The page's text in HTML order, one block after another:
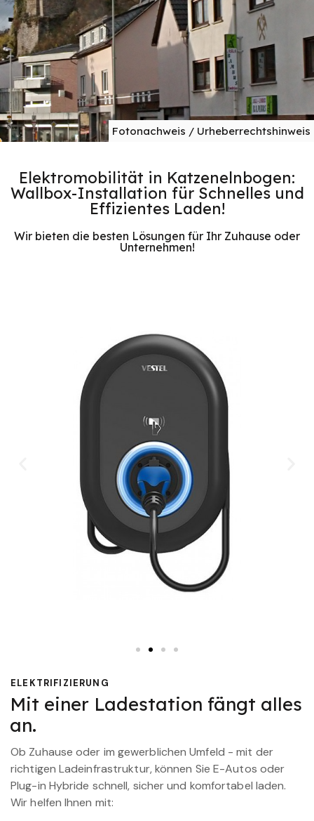
Fotonachweis / Urheberrechtshinweis
Elektromobilität in Katzenelnbogen:
Wallbox-Installation für Schnelles und
Effizientes Laden!
Wir bieten die besten Lösungen für Ihr Zuhause oder
Unternehmen!
ELEKTRIFIZIERUNG
Mit einer Ladestation fängt alles
an.
Ob Zuhause oder im gewerblichen Umfeld - mit der
richtigen Ladeinfrastruktur, können Sie E-Autos oder
Plug-in Hybride schnell, sicher und komfortabel laden.
Wir helfen Ihnen mit: